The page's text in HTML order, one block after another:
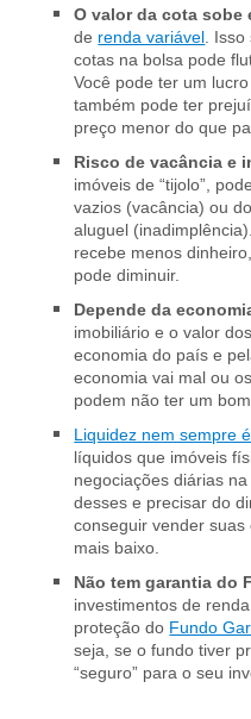
O valor da cota sobe
de renda variável. Isso
cotas na bolsa pode
Você pode ter um
também pode ter
preço menor do que
Risco de vacância e
imóveis de “tijolo”,
vazios (vacância) ou
aluguel
recebe menos
pode diminuir.
Depende da
imobiliário e o valor
economia do país e
economia vai mal ou
podem não ter um
Liquidez nem sempre
líquidos que imóveis
negociações diárias
desses e precisar do
conseguir vender
mais baixo.
Não tem garantia do
investimentos de
proteção do Fundo
seja, se o fundo tiver
“seguro” para o seu